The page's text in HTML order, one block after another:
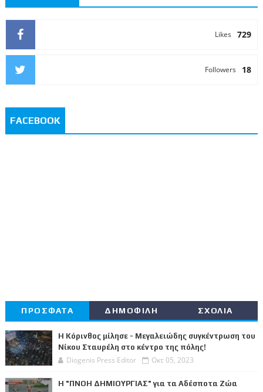
729
Likes
18
Followers
FACEBOOK
ΠΡΟΣΦΑΤΑ ΔΗΜΟΦΙΛΗ ΣΧΟΛΙΑ
Η Κόρινθος μίλησε - Μεγαλειώδης συγκέντρωση του
Νίκου Σταυρέλη στο κέντρο της πόλης!
Diogenis Press Editor Οκτ 05, 2023
Η "ΠΝΟΗ ΔΗΜΙΟΥΡΓΙΑΣ" για τα Αδέσποτα Ζώα